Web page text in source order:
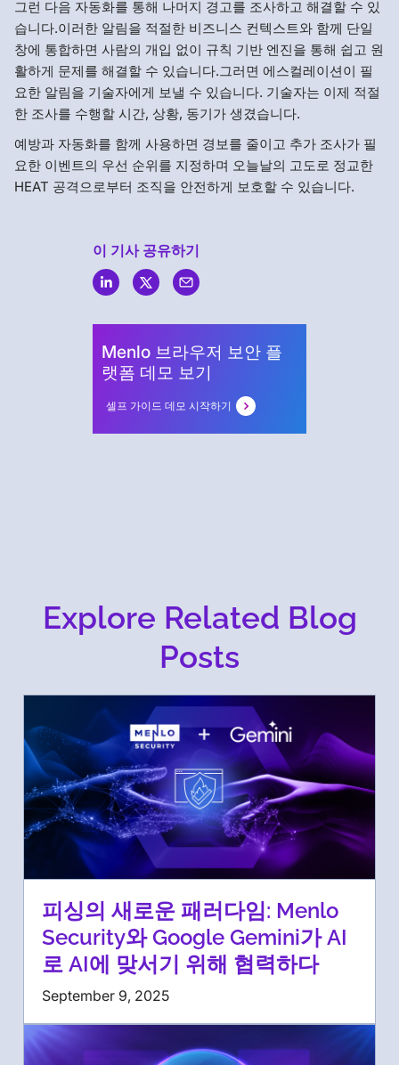
그런 다음 자동화를 통해 나머지 경고를 조사하고 해결할 수 있
습니다.이러한 알림을 적절한 비즈니스 컨텍스트와 함께 단일
창에 통합하면 사람의 개입 없이 규칙 기반 엔진을 통해 쉽고 원
활하게 문제를 해결할 수 있습니다.그러면 에스컬레이션이 필
요한 알림을 기술자에게 보낼 수 있습니다. 기술자는 이제 적절
한 조사를 수행할 시간, 상황, 동기가 생겼습니다.
예방과 자동화를 함께 사용하면 경보를 줄이고 추가 조사가 필
요한 이벤트의 우선 순위를 지정하며 오늘날의 고도로 정교한
HEAT 공격으로부터 조직을 안전하게 보호할 수 있습니다.
이 기사 공유하기
Menlo 브라우저 보안 플
랫폼 데모 보기
셀프 가이드 데모 시작하기
Explore Related Blog
Posts
피싱의 새로운 패러다임: Menlo
Security와 Google Gemini가 AI
로 AI에 맞서기 위해 협력하다
September 9, 2025